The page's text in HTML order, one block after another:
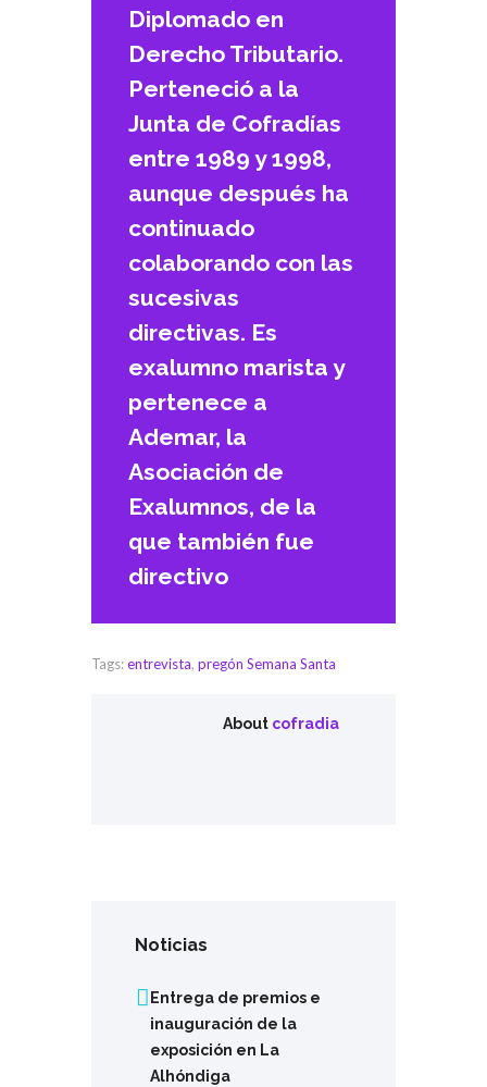
Diplomado en
Derecho Tributario.
Perteneció a la
Junta de Cofradías
entre 1989 y 1998,
aunque después ha
continuado
colaborando con las
sucesivas
directivas. Es
exalumno marista y
pertenece a
Ademar, la
Asociación de
Exalumnos, de la
que también fue
directivo
Tags:entrevista, pregón Semana Santa
About cofradia
Noticias
Entrega de premios e
inauguración de la
exposición en La
Alhóndiga